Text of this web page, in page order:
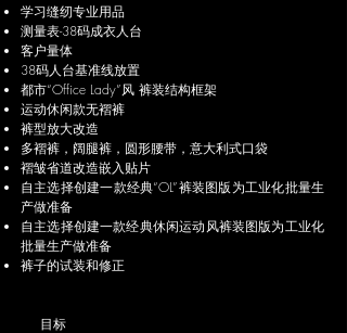
学习缝纫专业用品
测量表-38码成衣人台
客户量体
38码人台基准线放置
都市“Office Lady”风 裤装结构框架
运动休闲款无褶裤
裤型放大改造
多褶裤，阔腿裤，圆形腰带，意大利式口袋
褶皱省道改造嵌入贴片
自主选择创建一款经典“OL”裤装图版为工业化批量生
产做准备
自主选择创建一款经典休闲运动风裤装图版为工业化
批量生产做准备
裤子的试装和修正
目标